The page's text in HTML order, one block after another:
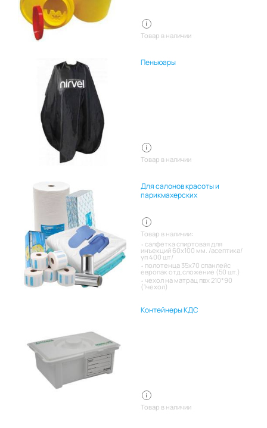
Товар в наличии
Пеньюары
Товар в наличии
Для салонов красоты и
парикмахерских
Товар в наличии:
салфетка спиртовая для
инъекций 60х100 мм. /асептика/
уп 400 шт/
полотенца 35х70 спанлейс
европак отд.сложение (50 шт.)
чехол на матрац пвх 210*90
(1чехол)
Контейнеры КДС
Товар в наличии